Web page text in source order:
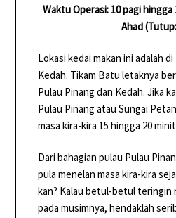
Waktu Operasi: 10 pagi hingga
Ahad
Lokasi kedai makan ini adalah
Kedah. Tikam Batu letaknya
Pulau Pinang dan Kedah. Jika
Pulau Pinang atau Sungai
masa kira-kira 15 hingga 20
Dari bahagian pulau Pulau
pula menelan masa kira-kira
kan? Kalau betul-betul teringin
pada musimnya, hendaklah